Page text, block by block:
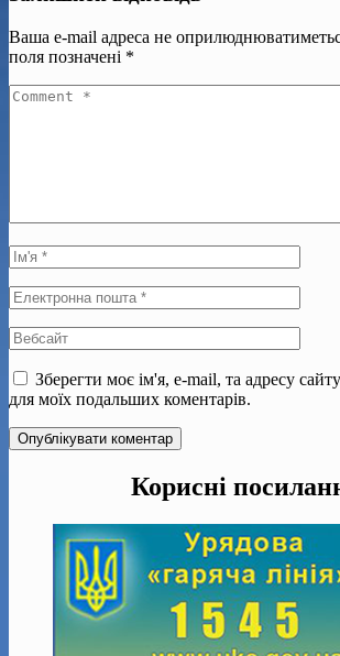
Ваша e-mail адреса не
поля позначені *
Зберегти моє ім'я, e-mail, та адресу
для моїх подальших коментарів.
Корисні